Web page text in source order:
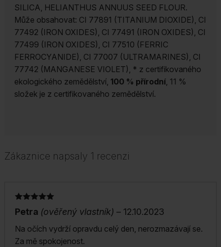
SILICA, HELIANTHUS ANNUUS SEED FLOUR.
Může obsahovat: CI 77891 (TITANIUM DIOXIDE), CI
77492 (IRON OXIDES), CI 77491 (IRON OXIDES), CI
77499 (IRON OXIDES), CI 77510 (FERRIC
FERROCYANIDE), CI 77007 (ULTRAMARINES), CI
77742 (MANGANESE VIOLET), * z certifikovaného
ekologického zemědělství, 100 % přírodní, 11 %
složek je z certifikovaného zemědělství.
Zákaznice napsaly 1 recenzi
Hodnocení
5z 5
Petra (ověřený vlastník) – 12.10.2023
Na očích vydrží opravdu celý den, nerozmazávají se.
Za mě spokojenost.